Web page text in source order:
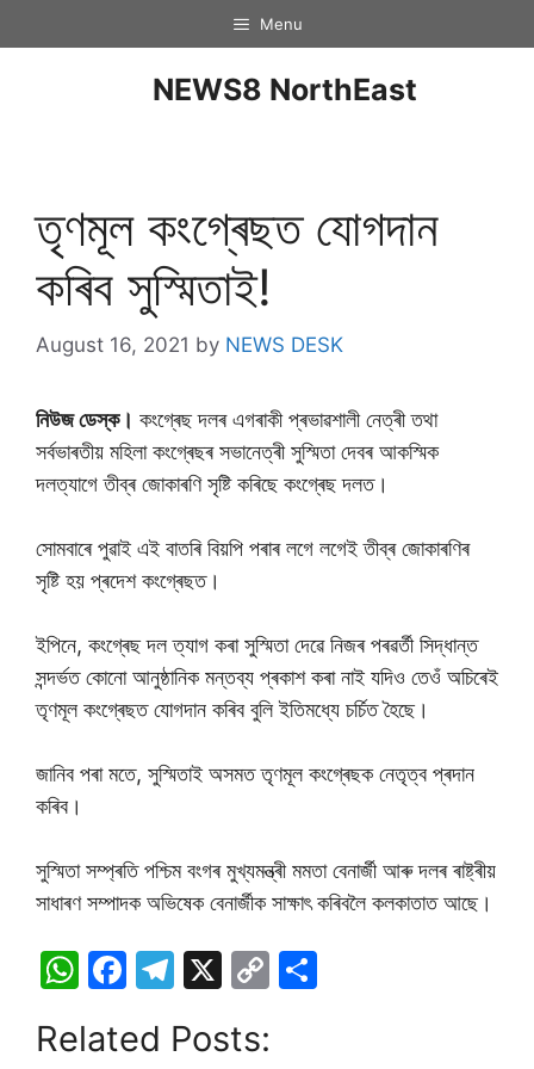
Menu
NEWS8 NorthEast
তৃণমূল কংগ্ৰেছত যোগদান
কৰিব সুস্মিতাই!
August 16, 2021 by NEWS DESK
নিউজ ডেস্ক। কংগ্ৰেছ দলৰ এগৰাকী প্ৰভাৱশালী নেত্ৰী তথা
সৰ্বভাৰতীয় মহিলা কংগ্ৰেছৰ সভানেত্ৰী সুস্মিতা দেবৰ আকস্মিক
দলত্যাগে তীব্ৰ জােকাৰণি সৃষ্টি কৰিছে কংগ্ৰেছ দলত।
সোমবাৰে পুৱাই এই বাতৰি বিয়পি পৰাৰ লগে লগেই তীব্ৰ জােকাৰণিৰ
সৃষ্টি হয় প্ৰদেশ কংগ্ৰেছত।
ইপিনে, কংগ্ৰেছ দল ত্যাগ কৰা সুস্মিতা দেৱে নিজৰ পৰৱৰ্তী সিদ্ধান্ত
সন্দৰ্ভত কােনাে আনুষ্ঠানিক মন্তব্য প্ৰকাশ কৰা নাই যদিও তেওঁ অচিৰেই
তৃণমূল কংগ্ৰেছত যোগদান কৰিব বুলি ইতিমধ্যে চৰ্চিত হৈছে।
জানিব পৰা মতে, সুস্মিতাই অসমত তৃণমূল কংগ্ৰেছক নেতৃত্ব প্ৰদান
কৰিব।
সুস্মিতা সম্প্ৰতি পশ্চিম বংগৰ মুখ্যমন্ত্ৰী মমতা বেনাৰ্জী আৰু দলৰ ৰাষ্ট্ৰীয়
সাধাৰণ সম্পাদক অভিষেক বেনাৰ্জীক সাক্ষাৎ কৰিবলৈ কলকাতাত আছে।
W
at
F
c
T
e
X
C
Related Posts: